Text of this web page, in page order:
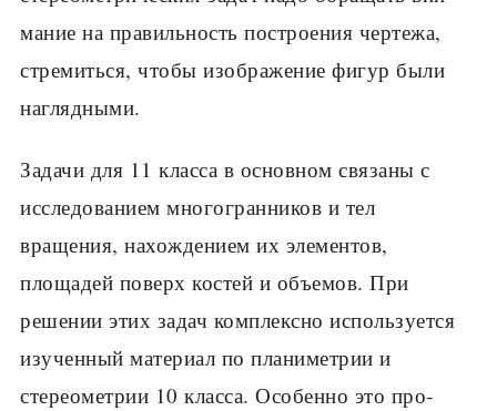
мание на правильность построения чертежа,
стремиться, чтобы изображе­ние фигур были
наглядными.
Задачи для 11 класса в основном связаны с
исследованием многогран­ников и тел
вращения, нахождением их элементов,
площадей поверх костей и объемов. При
решении этих задач комплексно используется
изученный материал по планиметрии и
стереометрии 10 класса. Особенно это про­